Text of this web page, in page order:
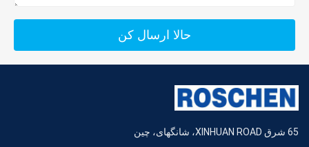
حالا ارسال کن
65 شرق XINHUAN ROAD، شانگهای، چین